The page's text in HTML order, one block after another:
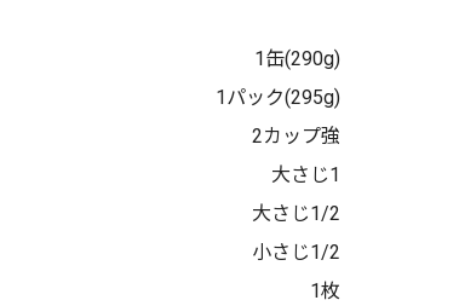
1缶(290g)
1パック(295g)
2カップ強
大さじ1
大さじ1/2
小さじ1/2
1枚